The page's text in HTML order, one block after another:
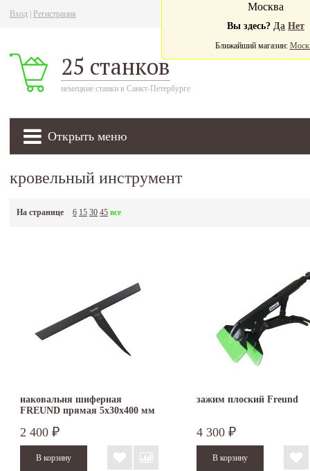
Вход Регистрация
25 станков
немецкие станки в Санкт-Петербурге
Открыть меню
Москва
Вы здесь? Да Нет
Ближайший магазин:
кровельный инструмент
На странице 6 15 30 45 все
наковальня шиферная
FREUND прямая 5х30х400 мм
2 400 ₽
зажим плоский Freund
4 300 ₽